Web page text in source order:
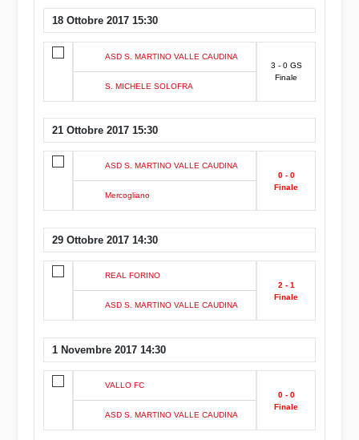
18 Ottobre 2017 15:30
ASD S. MARTINO VALLE CAUDINA
S. MICHELE SOLOFRA
3 - 0 GS
Finale
21 Ottobre 2017 15:30
ASD S. MARTINO VALLE CAUDINA
Mercogliano
0 - 0
Finale
29 Ottobre 2017 14:30
REAL FORINO
ASD S. MARTINO VALLE CAUDINA
2 - 1
Finale
1 Novembre 2017 14:30
VALLO FC
ASD S. MARTINO VALLE CAUDINA
0 - 0
Finale